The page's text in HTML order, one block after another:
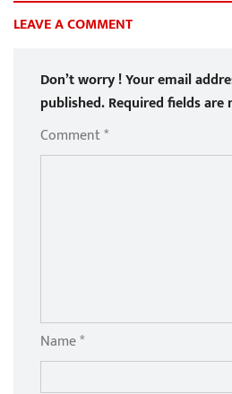
LEAVE A COMMENT
Don’t worry ! Your email
published. Required fields are
Comment *
Name *